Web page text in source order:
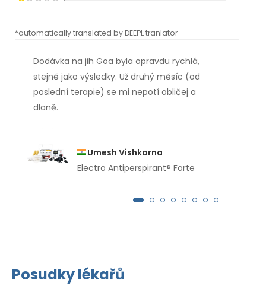
*automatically translated by DEEPL tranlator
Dodávka na jih Goa byla opravdu rychlá,
stejně jako výsledky. Už druhý měsíc (od
poslední terapie) se mi nepotí obličej a
dlaně.
Umesh Vishkarna
Electro Antiperspirant® Forte
Posudky lékařů